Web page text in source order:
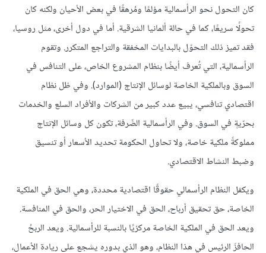
كان التحول نحو الرأسمالية مؤلمًا ومُرهقًا في بعض الأحيان ولكنه كان
تحولًا سريعًا، كما في حالة ألمانيا الشرقية. أما في دول أخرى، مثل روسيا،
فقد تميز ذلك التحوّل بالبدايات المخفقة والتراجع المتكرر. وتقوم
الرأسمالية، التي تُعرف أيضًا بنظام المشروع الخاص، على التنافس في
السوق وبالملكية الخاصة لوسائل الإنتاج (الموارد). وفي ظل نظام
اقتصادي تنافسي، يبيع عدد كبير من الشركات والأفراد السلع والخدمات
بحرّيةٍ في السوق. وفي الرأسمالية الصِّرفة، تكون كل وسائل الإنتاج
مملوكةً ملكية خاصة، ولا تحاول الحكومة تحديد الأسعار أو تنسيق
وضبط النشاط الاقتصادي.
ويكفل النظام الرأسمالي حقوقًا اقتصادية محددة، وهي الحق في الملكية
الخاصة، حق تحقيق أرباح، الحق في الاختيار الحر، والحق في المنافسة.
ويعد الحق في الملكية الخاصة مركزيًا بالنسبة للرأسمالية. ويعد الربحُ
الحافزَ الرئيس في هذا النظام، وهو الذي بدوره يشجع على ريادة الأعمال،